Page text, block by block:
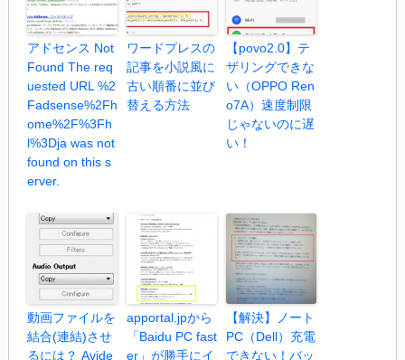
アドセンス Not
Found The req
uested URL %2
Fadsense%2Fh
ome%2F%3Fh
l%3Dja was not
found on this s
erver.
ワードプレスの
記事を小説風に
古い順番に並び
替える方法
【povo2.0】テ
ザリングできな
い（OPPO Ren
o7A）速度制限
じゃないのに遅
い！
動画ファイルを
結合(連結)させ
るには？ Avide
apportal.jpから
「Baidu PC fast
er」が勝手にイ
【解決】ノート
PC（Dell）充電
できない！バッ